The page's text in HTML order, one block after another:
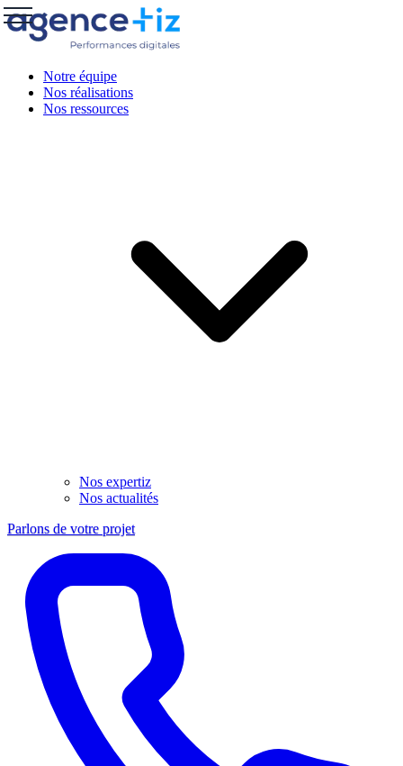
Notre équipe
Nos réalisations
Nos ressources
Nos expertiz
Nos actualités
Parlons de votre projet